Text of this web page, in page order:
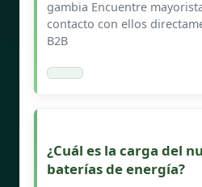
gambia Encuentre
contacto con ellos
B2B
¿Cuál es la carga del
baterías de energía?